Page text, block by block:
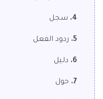
4. سجل
5. ردود الفعل
6. دليل
7. حول